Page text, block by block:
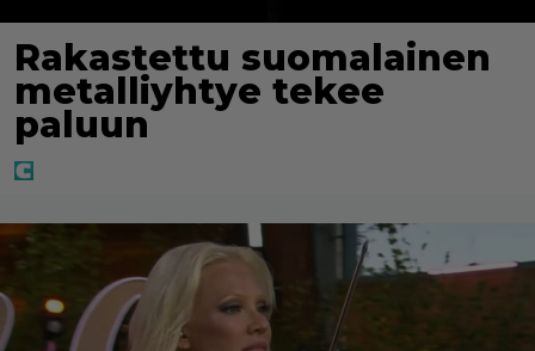
Rakastettu suomalainen
metalliyhtye tekee
paluun